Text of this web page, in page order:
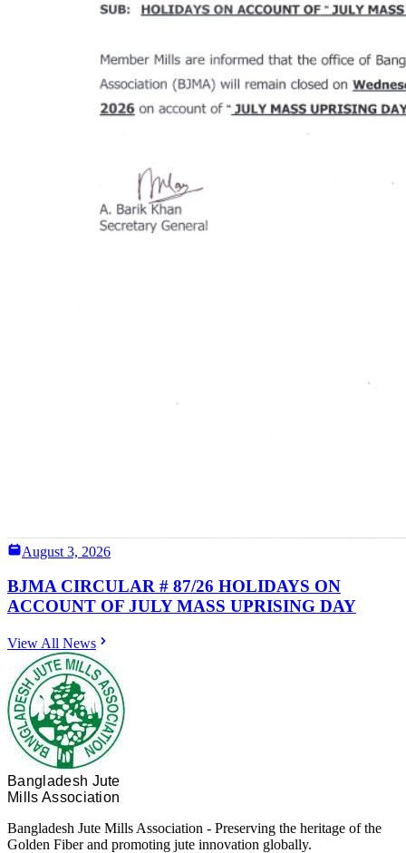
August 3, 2026
BJMA CIRCULAR # 87/26 HOLIDAYS ON
ACCOUNT OF JULY MASS UPRISING DAY
View All News
Bangladesh Jute
Mills Association
Bangladesh Jute Mills Association - Preserving the heritage of the
Golden Fiber and promoting jute innovation globally.